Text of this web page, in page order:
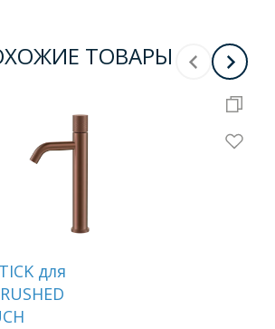
ТОВАРЫ
для